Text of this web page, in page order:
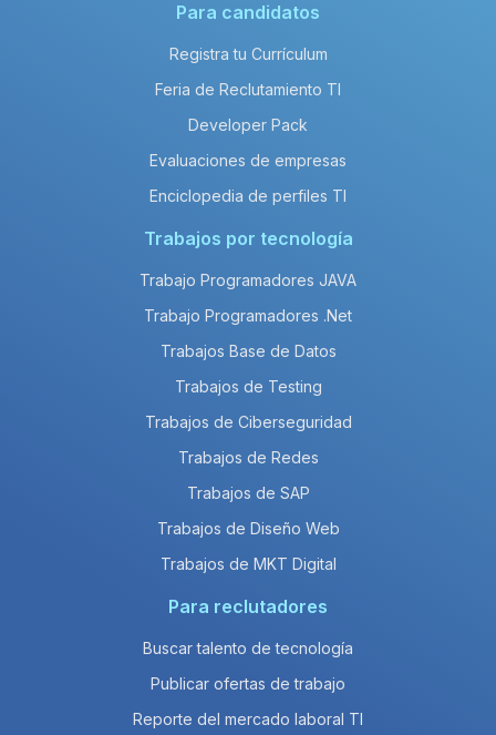
Para candidatos
Registra tu Currículum
Feria de Reclutamiento TI
Developer Pack
Evaluaciones de empresas
Enciclopedia de perfiles TI
Trabajos por tecnología
Trabajo Programadores JAVA
Trabajo Programadores .Net
Trabajos Base de Datos
Trabajos de Testing
Trabajos de Ciberseguridad
Trabajos de Redes
Trabajos de SAP
Trabajos de Diseño Web
Trabajos de MKT Digital
Para reclutadores
Buscar talento de tecnología
Publicar ofertas de trabajo
Reporte del mercado laboral TI